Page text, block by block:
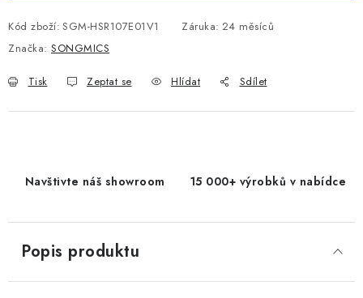
Kód zboží: SGM-HSR107E01V1 Záruka: 24 měsíců
Značka: SONGMICS
Tisk Zeptat se Hlídat Sdílet
Navštivte náš showroom 15 000+ výrobků v nabídce
Popis produktu